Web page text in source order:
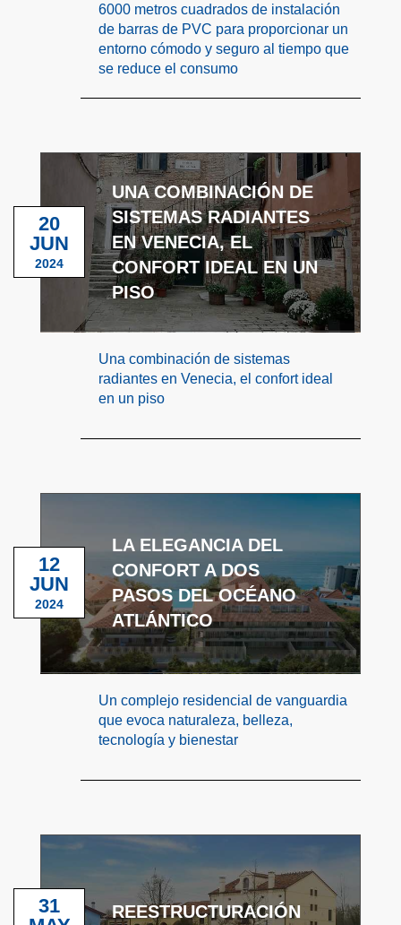
6000 metros cuadrados de instalación
de barras de PVC para proporcionar un
entorno cómodo y seguro al tiempo que
se reduce el consumo
UNA COMBINACIÓN DE
SISTEMAS RADIANTES
EN VENECIA, EL
CONFORT IDEAL EN UN
PISO
20
JUN
2024
Una combinación de sistemas
radiantes en Venecia, el confort ideal
en un piso
LA ELEGANCIA DEL
CONFORT A DOS
PASOS DEL OCÉANO
ATLÁNTICO
12
JUN
2024
Un complejo residencial de vanguardia
que evoca naturaleza, belleza,
tecnología y bienestar
REESTRUCTURACIÓN
31